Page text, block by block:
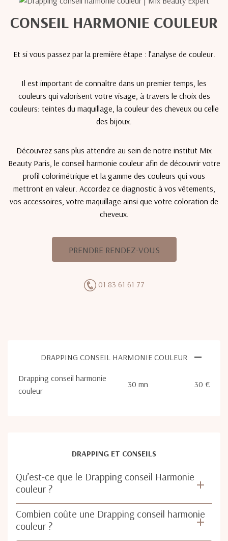
CONSEIL HARMONIE COULEUR
Et si vous passez par la première étape : l’analyse de couleur.
Il est important de connaître dans un premier temps, les
couleurs qui valorisent votre visage, à travers le choix des
couleurs: teintes du maquillage, la couleur des cheveux ou celle
des bijoux.
Découvrez sans plus attendre au sein de notre institut Mix
Beauty Paris, le conseil harmonie couleur afin de découvrir votre
profil colorimétrique et la gamme des couleurs qui vous
mettront en valeur. Accordez ce diagnostic à vos vêtements,
vos accessoires, votre maquillage ainsi que votre coloration de
cheveux.
PRENDRE RENDEZ-VOUS
01 83 61 61 77
DRAPPING CONSEIL HARMONIE COULEUR
Drapping conseil harmonie
couleur
30 mn 30 €
DRAPPING ET CONSEILS
Qu’est-ce que le Drapping conseil Harmonie
couleur ?
Combien coûte une Drapping conseil harmonie
couleur ?